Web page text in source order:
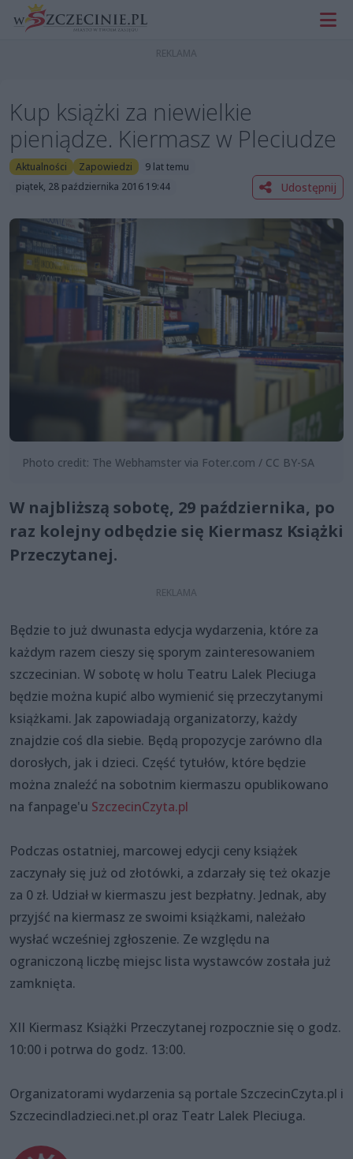
Kup książki za niewielkie
pieniądze. Kiermasz w Pleciudze
Aktualności Zapowiedzi
9 lat temu
piątek, 28 października 2016 19:44
Udostępnij
Photo credit: The Webhamster via Foter.com / CC BY-SA
W najbliższą sobotę, 29 października, po
raz kolejny odbędzie się Kiermasz Książki
Przeczytanej.
Będzie to już dwunasta edycja wydarzenia, które za
każdym razem cieszy się sporym zainteresowaniem
szczecinian. W sobotę w holu Teatru Lalek Pleciuga
będzie można kupić albo wymienić się przeczytanymi
książkami. Jak zapowiadają organizatorzy, każdy
znajdzie coś dla siebie. Będą propozycje zarówno dla
dorosłych, jak i dzieci. Część tytułów, które będzie
można znaleźć na sobotnim kiermaszu opublikowano
na fanpage'u SzczecinCzyta.pl
Podczas ostatniej, marcowej edycji ceny książek
zaczynały się już od złotówki, a zdarzały się też okazje
za 0 zł. Udział w kiermaszu jest bezpłatny. Jednak, aby
przyjść na kiermasz ze swoimi książkami, należało
wysłać wcześniej zgłoszenie. Ze względu na
ograniczoną liczbę miejsc lista wystawców została już
zamknięta.
XII Kiermasz Książki Przeczytanej rozpocznie się o godz.
10:00 i potrwa do godz. 13:00.
Organizatorami wydarzenia są portale SzczecinCzyta.pl i
Szczecindladzieci.net.pl oraz Teatr Lalek Pleciuga.